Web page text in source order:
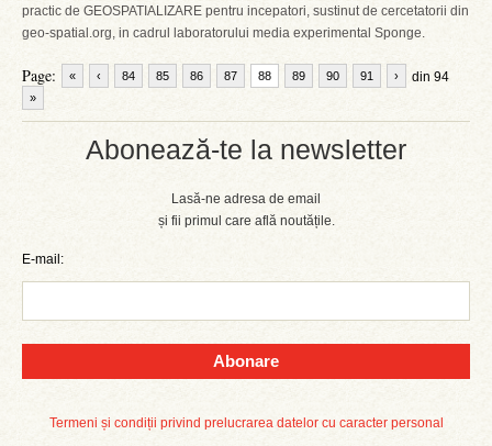
Abonează-te la newsletter
Lasă-ne adresa de email
și fii primul care află noutățile.
E-mail:
Abonare
Termeni și condiții privind prelucrarea datelor cu caracter personal
practic de GEOSPATIALIZARE pentru incepatori, sustinut de cercetatorii din
geo-spatial.org, in cadrul laboratorului media experimental Sponge.
Page: « ‹ 84 85 86 87 88 89 90 91 din 94
›
»